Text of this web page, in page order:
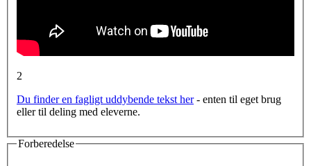
2
Du finder en fagligt uddybende tekst her- enten til eget brug
eller til deling med eleverne.
Forberedelse